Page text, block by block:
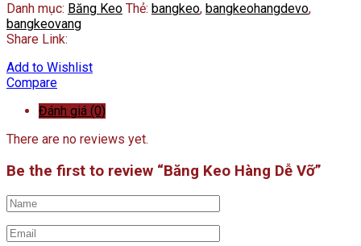
Danh mục: Băng Keo Thẻ: bangkeo, bangkeohangdevo,
bangkeovang
Share Link:
Add to Wishlist
Compare
Đánh giá (0)
There are no reviews yet.
Be the first to review “Băng Keo Hàng Dễ Vỡ”